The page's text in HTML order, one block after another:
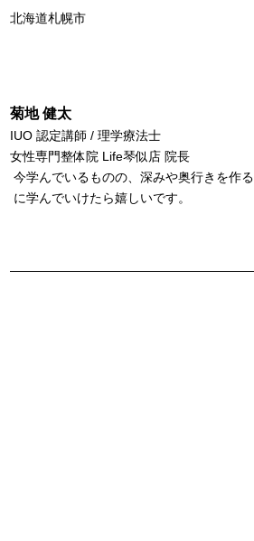
菊地 健太
IUO 認定講師 / 理学療法士
女性専門整体院 Life琴似店 院長
今学んでいるものの、深みや奥行きを作
に学んでいけたら嬉しいです。
北海道札幌市